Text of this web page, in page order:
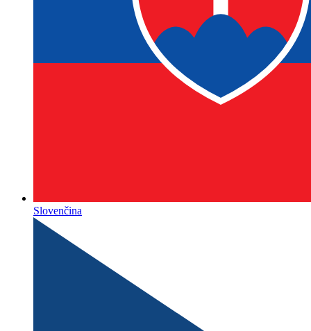
Slovenčina